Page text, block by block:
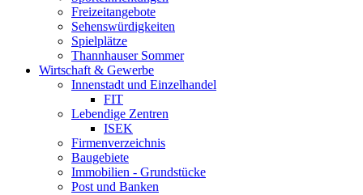
Freizeitangebote
Sehenswürdigkeiten
Spielplätze
Thannhauser Sommer
Wirtschaft & Gewerbe
Innenstadt und Einzelhandel
FIT
Lebendige Zentren
ISEK
Firmenverzeichnis
Baugebiete
Immobilien - Grundstücke
Post und Banken